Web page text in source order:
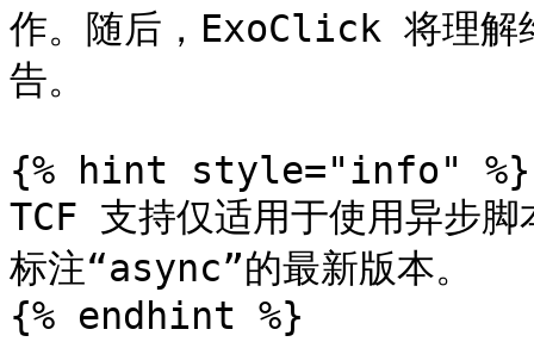
作。随后，ExoClick 将理解
告。
{% hint style="info" %}
TCF 支持仅适用于使用异步
标注“async”的最新版本。
{% endhint %}